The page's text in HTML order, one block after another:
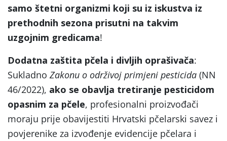
samo štetni organizmi koji su iz iskustva iz
prethodnih sezona prisutni na takvim
uzgojnim gredicama!
Dodatna zaštita pčela i divljih oprašivača:
Sukladno Zakonu o održivoj primjeni pesticida (NN
46/2022), ako se obavlja tretiranje pesticidom
opasnim za pčele, profesionalni proizvođači
moraju prije obavijestiti Hrvatski pčelarski savez i
povjerenike za izvođenje evidencije pčelara i